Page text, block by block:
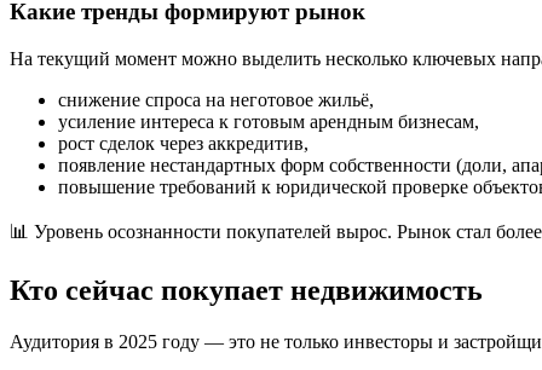
Какие тренды формируют рынок
На текущий момент можно выделить несколько ключевых
снижение спроса на неготовое жильё,
усиление интереса к готовым арендным бизнесам,
рост сделок через аккредитив,
появление нестандартных форм собственности (доли,
повышение требований к юридической проверке
📊 Уровень осознанности покупателей вырос. Рынок стал
Кто сейчас покупает недвижимость
Аудитория в 2025 году — это не только инвесторы и